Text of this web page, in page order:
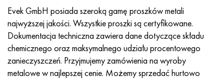
Evek GmbH posiada szeroką gamę proszków metali
najwyższej jakości. Wszystkie proszki są certyfikowane.
Dokumentacja techniczna zawiera dane dotyczące składu
chemicznego oraz maksymalnego udziału procentowego
zanieczyszczeń. Przyjmujemy zamówienia na wyroby
metalowe w najlepszej cenie. Możemy sprzedać hurtowo